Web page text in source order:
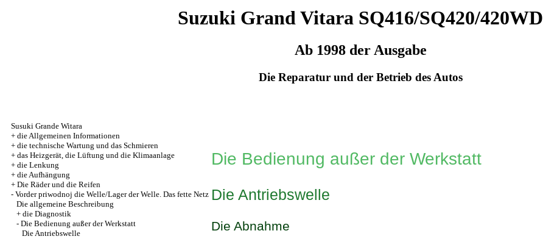
Suzuki Grand Vitara SQ416/SQ420/420WD
Ab 1998 der Ausgabe
Die Reparatur und der Betrieb des Autos
Susuki Grande Witara
+ die Allgemeinen Informationen
+ die technische Wartung und das Schmieren
+ das Heizgerät, die Lüftung und die Klimaanlage
+ die Lenkung
+ die Aufhängung
+ Die Räder und die Reifen
- Vorder priwodnoj die Welle/Lager der Welle. Das fette Netz
Die allgemeine Beschreibung
+ die Diagnostik
- Die Bedienung außer der Werkstatt
Die Antriebswelle
Die Bedienung außer der Werkstatt
Die Antriebswelle
Die Abnahme